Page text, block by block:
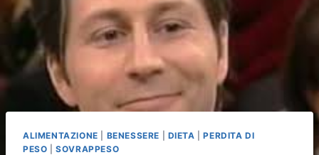
ALIMENTAZIONE BENESSERE DIETA |PERDITA DI
PESO |SOVRAPPESO